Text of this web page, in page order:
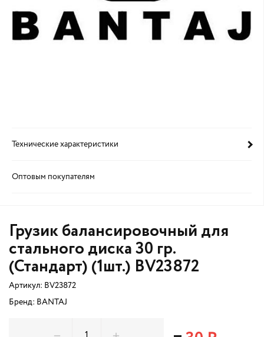
Технические характеристики
Оптовым покупателям
Грузик балансировочный для
стального диска 30 гр.
(Стандарт) (1шт.) BV23872
Артикул: BV23872
Бренд: BANTAJ